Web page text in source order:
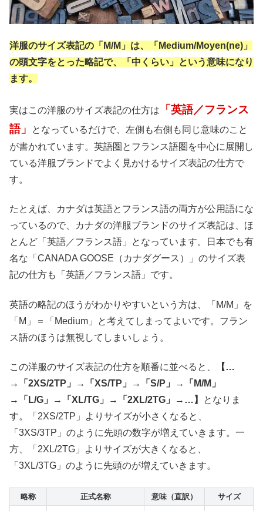
洋服のサイズ表記の「M/M」は、「Medium/Moyen(ne)」
の頭文字をとった略記で、「中くらい」という意味になり
ます。
実はこの洋服のサイズ表記の仕方は
「英語／フランス
語」
となっているだけで、左側も右側も同じ意味のこと
が書かれています。英語圏とフランス語圏を中心に展開し
ている洋服ブランドでよく見かけるサイズ表記の仕方で
す。
たとえば、カナダは英語とフランス語の両方が公用語にな
っているので、カナダの洋服ブランドのサイズ表記は、ほ
とんど「英語／フランス語」となっています。日本でも有
名な「CANADA GOOSE（カナダグース）」のサイズ表
記の仕方も「英語／フランス語」です。
英語の略記のほうがわかりやすいという方は、「M/M」を
「M」＝「Medium」と考えてしまってよいです。フラン
ス語のほうは無視してしまいしょう。
この洋服のサイズ表記の仕方を順番に並べると、
【…
→「2XS/2TP」→「XS/TP」→「S/P」→「M/M」
→「L/G」→「XL/TG」→「2XL/2TG」→…】
となりま
す。「2XS/2TP」よりサイズが小さくなると、
「3XS/3TP」のように先頭の数字が増えていきます。一
方、「2XL/2TG」よりサイズが大きくなると、
「3XL/3TG」のように先頭のが増えていきます。
略称 正式名称 意味（直訳）
サイズ